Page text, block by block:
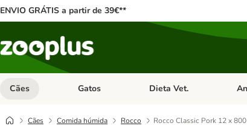
ENVIO GRÁTIS a partir de 39€**
Cães Abrir menu de categoria: Cães
Gatos Abrir menu de categoria:
Dieta Vet.
Cães Comida húmida Rocco Rocco Classic Pork 12 x